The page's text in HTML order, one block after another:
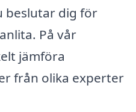
beslutar dig för
På vår
jämföra
från olika experter